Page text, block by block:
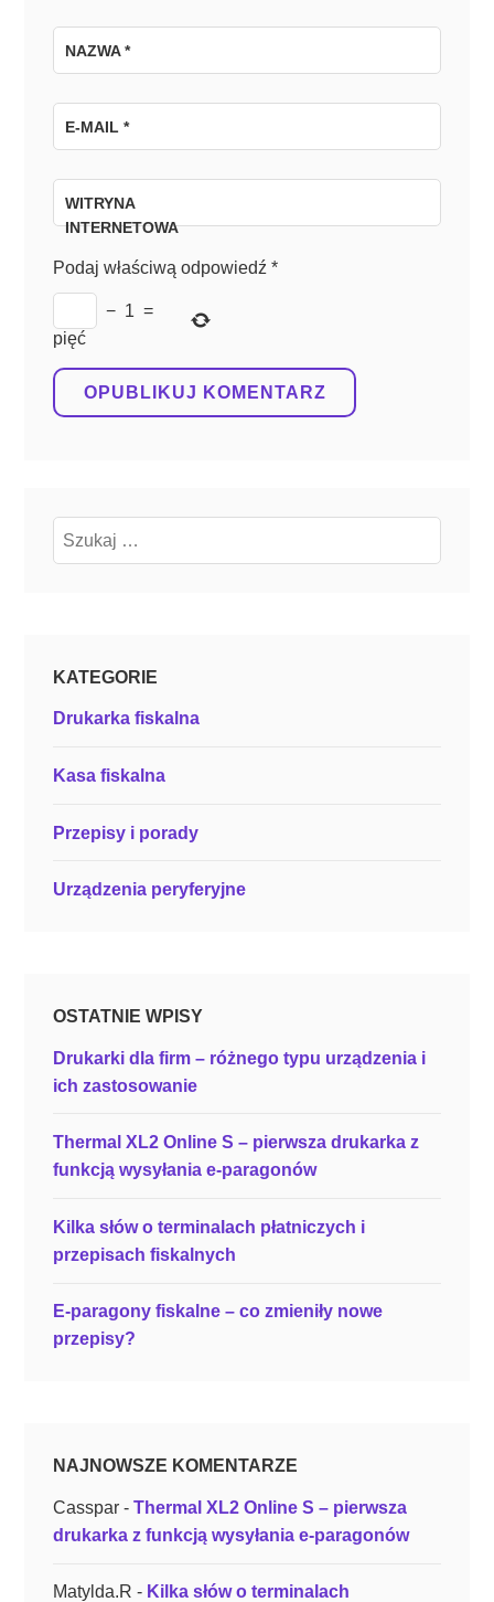
NAZWA*
E-MAIL*
WITRYNA
INTERNETOWA
Podaj właściwą odpowiedź *
− 1 =
pięć
Szukaj:
KATEGORIE
Drukarka fiskalna
Kasa fiskalna
Przepisy i porady
Urządzenia peryferyjne
OSTATNIE WPISY
Drukarki dla firm – różnego typu urządzenia i
ich zastosowanie
Thermal XL2 Online S – pierwsza drukarka z
funkcją wysyłania e-paragonów
Kilka słów o terminalach płatniczych i
przepisach fiskalnych
E-paragony fiskalne – co zmieniły nowe
przepisy?
NAJNOWSZE KOMENTARZE
Casspar- Thermal XL2 Online S – pierwsza
drukarka z funkcją wysyłania e-paragonów
Matylda.R - Kilka słów o terminalach